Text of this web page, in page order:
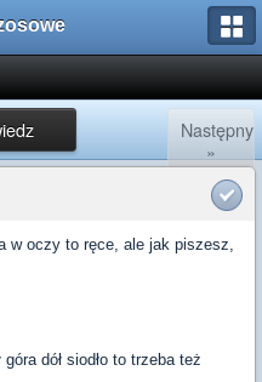
Następny
»
w oczy to ręce, ale jak piszesz,
dół siodło to trzeba też